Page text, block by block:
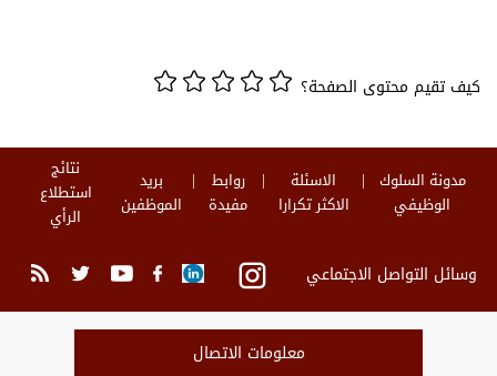
كيف تقيم محتوى الصفحة؟
مدونة السلوك
الوظيفي
الاسئلة
الاكثر تكرارا
روابط
مفيدة
بريد
الموظفين
نتائج
استطلاع
الرأي
وسائل التواصل الاجتماعي
معلومات الاتصال